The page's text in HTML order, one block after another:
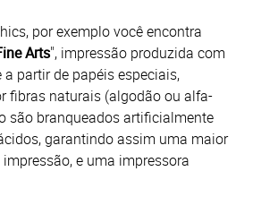
por exemplo você encontra
Arts", impressão produzida com
partir de papéis especiais,
fibras naturais (algodão ou alfa-
são branqueados artificialmente
garantindo assim uma maior
e uma impressora